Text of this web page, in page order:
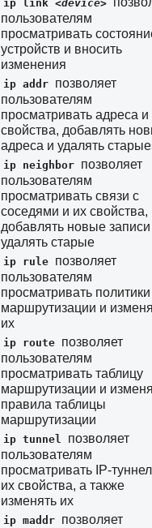
ip link<device>
пользователям
просматривать
устройств и вносить
изменения
ip addr позволяет
пользователям
просматривать адреса и
свойства, добавлять
адреса и удалять
ip neighbor позволяет
пользователям
просматривать связи с
соседями и их свойства,
добавлять новые записи
удалять старые
ip rule позволяет
пользователям
просматривать политики
маршрутизации и
их
ip route позволяет
пользователям
просматривать таблицу
маршрутизации и
правила таблицы
маршрутизации
ip tunnel
позволяет
пользователям
просматривать IP-
их свойства, а также
изменять их
ip maddr позволяет